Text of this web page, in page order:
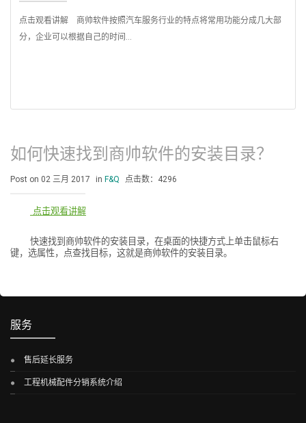
点击观看讲解 商帅软件按照汽车服务行业的特点将常用功能分成几大部
分，企业可以根据自己的时间...
如何快速找到商帅软件的安装目录？
Post on 02 三月 2017 in F&Q 点击数：4296
点击观看讲解
快速找到商帅软件的安装目录，在桌面的快捷方式上单击鼠标右
键，选属性，点查找目标，这就是商帅软件的安装目录。
服务
售后延长服务
工程机械配件分销系统介绍